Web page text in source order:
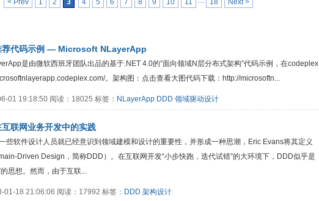
< Prev 1 2 3 4 5 6 7 8 9 10 11 ··· 18 Next >
荐代码示例 — Microsoft NLayerApp
是由微软西班牙团队出品的基于.NET 4.0的“面向领域N层分布式架构”代码示例，在codeplex
。架构图：点击查看大图代码下载：http://microsoftn...
01 19:18:50 阅读：18025 标签： NLayerApp DDD 领域驱动设计
联网业务开发中的实践
些软件设计人员就已经意识到领域建模和设计的重要性，并形成一种思潮，Eric Evans将其定义
Driven Design，简称DDD）。在互联网开发“小步快跑，迭代试错”的大环境下，DDD似乎是
思想。然而，由于互联...
18 21:06:06 阅读：17992 标签： DDD 架构设计